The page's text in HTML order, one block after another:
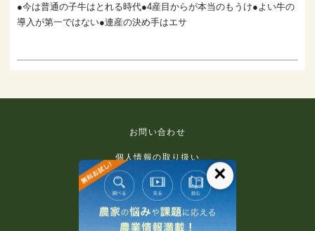
●今は普通の子牛はとれる時代●4産目からが本当のもうけ●よい牛の
導入が第一ではない●連産の決め手はエサ
お問い合わせ
個人情報の取り扱い
免責事項
利用規約
×